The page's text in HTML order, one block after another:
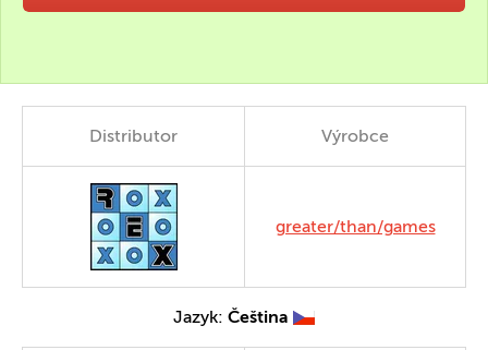
Distributor Výrobce
greater/than/games
Jazyk: Čeština